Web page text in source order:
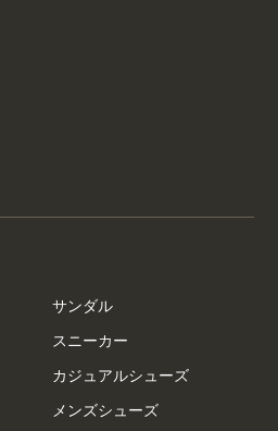
サンダル
スニーカー
カジュアルシューズ
メンズシューズ